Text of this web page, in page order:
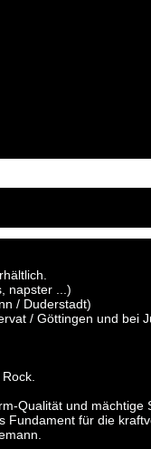
napster ...)
/ Duderstadt)
/ Göttingen und bei
Qualität und mächtige
Fundament für die